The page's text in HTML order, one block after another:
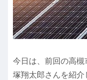
今日は、前回の高
塚翔太郎さんを紹